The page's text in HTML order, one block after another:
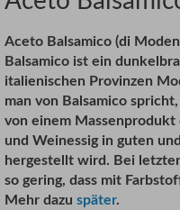
Aceto Balsamico (di
Balsamico ist ein
italienischen Provinzen
man von Balsamico
von einem Massenprodukt
und Weinessig in guten
hergestellt wird. Bei
so gering, dass mit
Mehr dazu später.